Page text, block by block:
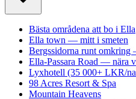
Bästa områdena att bo i Ella
Ella town — mitt i smeten
Bergssidorna runt
Ella-Passara Road — nära
Lyxhotell (35 000+ LKR/
98 Acres Resort & Spa
Mountain Heavens